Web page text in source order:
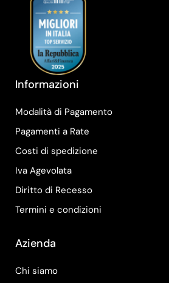
Informazioni
Modalità di Pagamento
Pagamenti a Rate
Costi di spedizione
Iva Agevolata
Diritto di Recesso
Termini e condizioni
Azienda
Chi siamo